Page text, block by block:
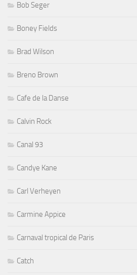
Bob Seger
Boney Fields
Brad Wilson
Breno Brown
Cafe de la Danse
Calvin Rock
Canal 93
Candye Kane
Carl Verheyen
Carmine Appice
Carnaval tropical de Paris
Catch